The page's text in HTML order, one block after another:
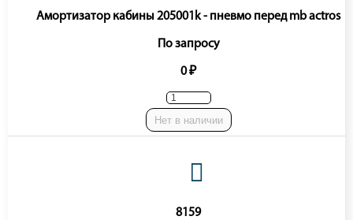
Амортизатор кабины 205001k - пневмо перед mb actros
По запросу
0 ₽
Нет в наличии
8159